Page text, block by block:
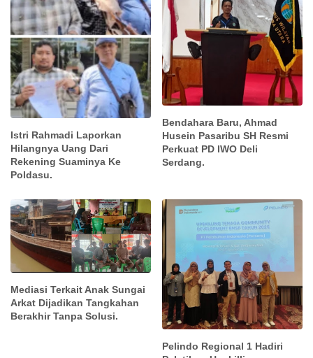
Istri Rahmadi Laporkan
Hilangnya Uang Dari
Rekening Suaminya Ke
Poldasu.
Bendahara Baru, Ahmad
Husein Pasaribu SH Resmi
Perkuat PD IWO Deli
Serdang.
Mediasi Terkait Anak Sungai
Arkat Dijadikan Tangkahan
Berakhir Tanpa Solusi.
Pelindo Regional 1 Hadiri